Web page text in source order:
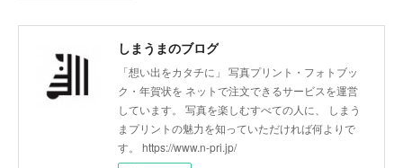
しまうまのブログ
「想い出をカタチに」 写真プリント・フォトブッ
ク・年賀状を ネットで注文できるサービスを運営
しています。 写真を楽しむすべての人に、 しまう
まプリントの魅力を知っていただければ何よりで
す。 https://www.n-pri.jp/